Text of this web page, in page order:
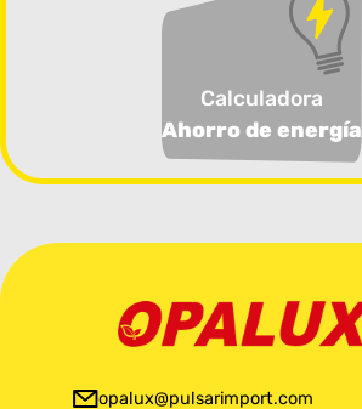
Calculadora
Ahorro de energía
opalux@pulsarimport.com